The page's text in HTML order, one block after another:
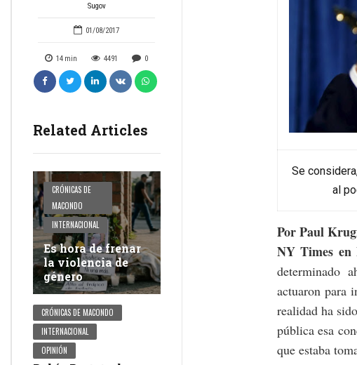
Sugov
01/08/2017
14 min 4491 0
Related Articles
CRÓNICAS DE
MACONDO
INTERNACIONAL
Es hora de frenar
la violencia de
género
CRÓNICAS DE MACONDO
INTERNACIONAL
OPINIÓN
Se
al
Por Paul
NY Times en
determinado
actuaron para
realidad ha
pública esa
que estaba